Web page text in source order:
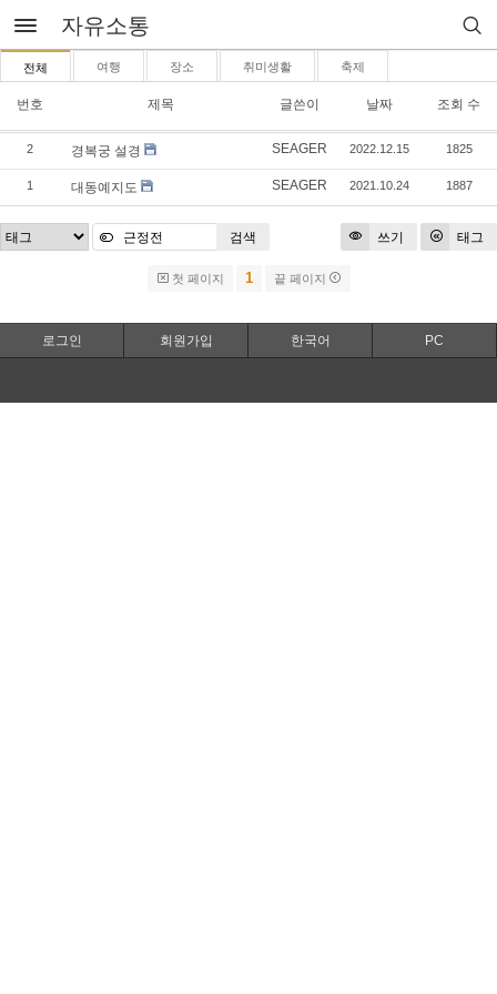
자유소통
전체 여행 장소 취미생활 축제
번호 제목 글쓴이 날짜 조회 수
2 경복궁 설경 SEAGER 2022.12.15 1825
1 대동예지도 SEAGER 2021.10.24 1887
쓰기 태그
검색
첫 페이지 1 끝 페이지
로그인 회원가입 한국어 PC